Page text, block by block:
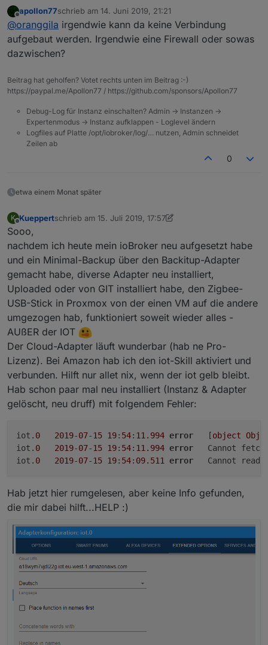
eigentlich nicht, sondern nur IFTTT)
Unter "Services and IFTTT" habe ich den IFTTT
Maker key eingetragen und "Get new service URL
key" angefordert. Alle anderen Einstellungen sind
und alle Adapter laufen, nur der cloud-Adapter bleibt
gelb. Hier im Forum habe ich erfahren, das jetzt der
iot-Adapter genutzt werden soll. Also cloud-Adapter
deaktiviert und iot aktiviert. Leider bleibt auch dieser
gelb. Hier das log:
Login auf
IOBROKER IST NOCH NICHT VERBUNDEN....
eigentlich nicht, sondern nur IFTTT)
Maker key eingetragen und "Get new service URL
key" angefordert. Alle anderen Einstellungen sind
apollon77schrieb am 14. Juni 2019, 21:21
zuletzt editiert von
@oranggila irgendwie kann da keine Verbindung
aufgebaut werden. Irgendwie eine Firewall oder sowas
dazwischen?
Beitrag hat geholfen? Votet rechts unten im Beitrag :-)
https://paypal.me/Apollon77 / https://github.com/sponsors/Apollon77
Debug-Log für Instanz einschalten? Admin -> Instanzen ->
Expertenmodus -> Instanz aufklappen - Loglevel ändern
Logfiles auf Platte /opt/iobroker/log/… nutzen, Admin schneidet
Zeilen ab
0
etwa einem Monat später
K Kueppertschrieb am 15. Juli 2019, 17:57
zuletzt editiert von Kueppert
Sooo,
nachdem ich heute mein ioBroker neu aufgesetzt habe
und ein Minimal-Backup über den Backitup-Adapter
gemacht habe, diverse Adapter neu installiert,
Uploaded oder von GIT installiert habe, den Zigbee-
USB-Stick in Proxmox von der einen VM auf die andere
umgezogen hab, funktioniert soweit wieder alles -
AUßER der IOT
Der Cloud-Adapter läuft wunderbar (hab ne Pro-
Lizenz). Bei Amazon hab ich den iot-Skill aktiviert und
verbunden. Hilft nur allet nix, wenn der iot gelb bleibt.
Hab schon paar mal neu installiert (Instanz & Adapter
gelöscht, neu druff) mit folgendem Fehler:
iot. 0 2019-07-15 19: 54: 11.994 error
	[
object
iot. 0 2019-07-15 19: 54: 11.994 error
Cannot
iot. 0 2019-07-15 19: 54: 09.511 error
Cannot read
Hab jetzt hier rumgelesen, aber keine Info gefunden,
die mir dabei hilft...HELP :)